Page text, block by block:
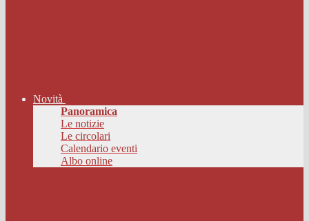
Novità
Panoramica
Le notizie
Le circolari
Calendario eventi
Albo online